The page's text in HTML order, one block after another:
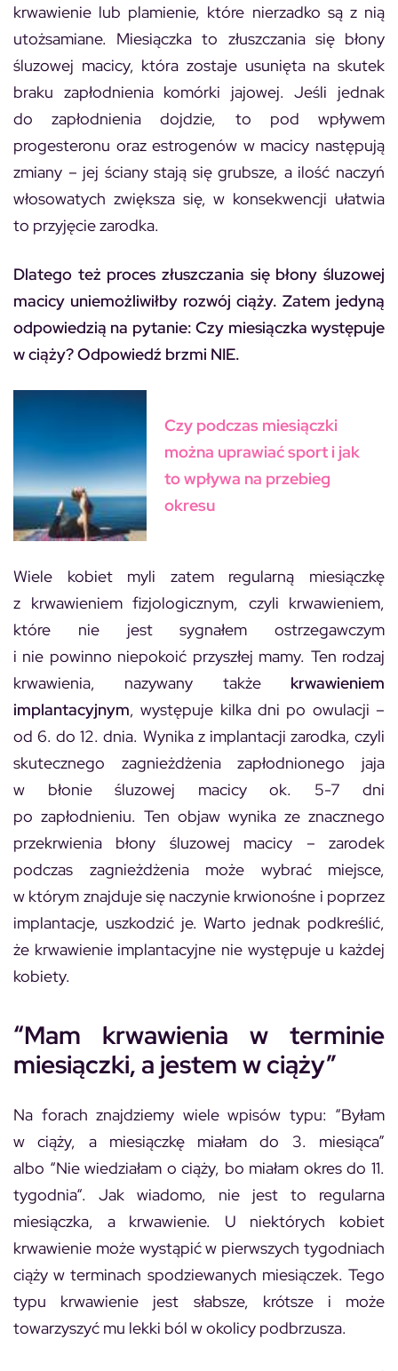
krwawienie lub plamienie, które nierzadko są z nią
utożsamiane. Miesiączka to złuszczania się błony
śluzowej macicy, która zostaje usunięta na skutek
braku zapłodnienia komórki jajowej. Jeśli jednak
do zapłodnienia dojdzie, to pod wpływem
progesteronu oraz estrogenów w macicy następują
zmiany – jej ściany stają się grubsze, a ilość naczyń
włosowatych zwiększa się, w konsekwencji ułatwia
to przyjęcie zarodka.
Dlatego też proces złuszczania się błony śluzowej
macicy uniemożliwiłby rozwój ciąży. Zatem jedyną
odpowiedzią na pytanie:Czy miesiączka występuje
w ciąży?Odpowiedź brzmi NIE.
Czy podczas miesiączki
można uprawiać sport i jak
to wpływa na przebieg
okresu
Wiele kobiet myli zatem regularną miesiączkę
z krwawieniem fizjologicznym, czyli krwawieniem,
które nie jest sygnałem ostrzegawczym
i nie powinno niepokoić przyszłej mamy. Ten rodzaj
krwawienia, nazywany także krwawieniem
implantacyjnym, występuje kilka dni po owulacji –
od 6. do 12. dnia. Wynika z implantacji zarodka, czyli
skutecznego zagnieżdżenia zapłodnionego jaja
w błonie śluzowej macicy ok. 5-7 dni
po zapłodnieniu. Ten objaw wynika ze znacznego
przekrwienia błony śluzowej macicy – zarodek
podczas zagnieżdżenia może wybrać miejsce,
w którym znajduje się naczynie krwionośne i poprzez
implantacje, uszkodzić je. Warto jednak podkreślić,
że krwawienie implantacyjne nie występuje u każdej
kobiety.
“Mam krwawienia w terminie
miesiączki, a jestem w ciąży”
Na forach znajdziemy wiele wpisów typu: “Byłam
w ciąży, a miesiączkę miałam do 3. miesiąca”
albo “Nie wiedziałam o ciąży, bo miałam okres do 11.
tygodnia“. Jak wiadomo, nie jest to regularna
miesiączka, a krwawienie. U niektórych kobiet
krwawienie może wystąpić w pierwszych tygodniach
ciąży w terminach spodziewanych miesiączek. Tego
typu krwawienie jest słabsze, krótsze i może
towarzyszyć mu lekki ból w okolicy podbrzusza.